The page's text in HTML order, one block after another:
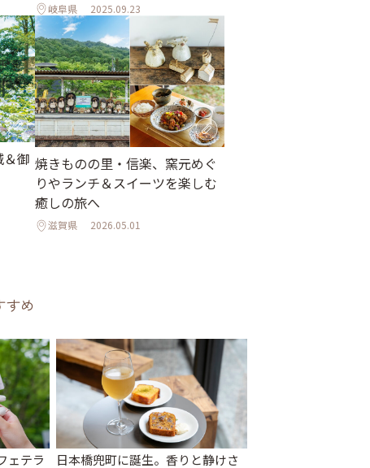
岐阜県 2025.09.23
御 焼きものの里・信楽、窯元めぐ
りやランチ＆スイーツを楽しむ
癒しの旅へ
滋賀県 2026.05.01
すめ
ェテラ
日本橋兜町に誕生。香りと静けさ